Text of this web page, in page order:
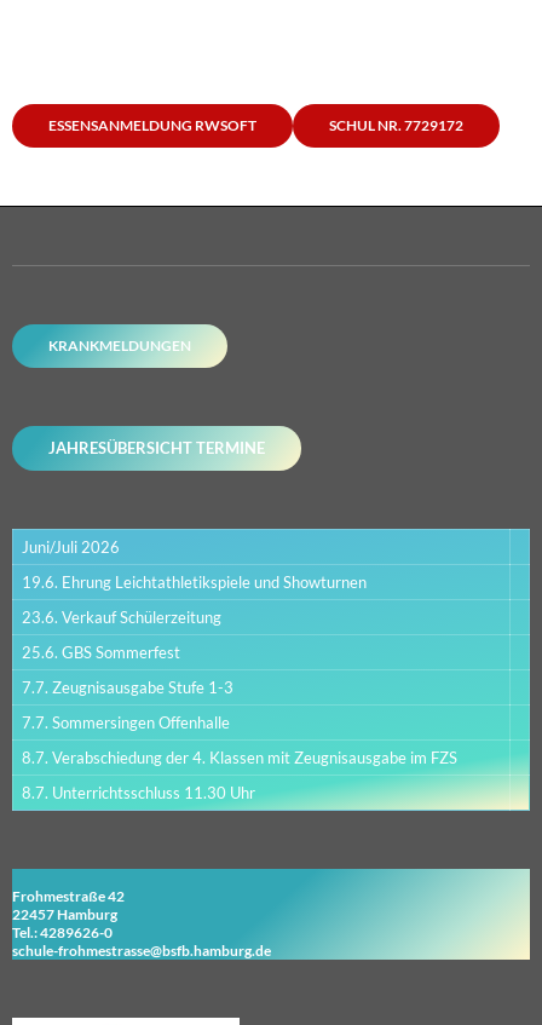
ESSENSANMELDUNG RWSOFT SCHUL NR. 7729172
KRANKMELDUNGEN
JAHRESÜBERSICHT TERMINE
Juni/Juli 2026
19.6. Ehrung Leichtathletikspiele und Showturnen
23.6. Verkauf Schülerzeitung
25.6. GBS Sommerfest
7.7. Zeugnisausgabe Stufe 1-3
7.7. Sommersingen Offenhalle
8.7. Verabschiedung der 4. Klassen mit Zeugnisausgabe im FZS
8.7. Unterrichtsschluss 11.30 Uhr
Frohmestraße 42
22457 Hamburg
Tel.: 4289626-0
schule-frohmestrasse@bsfb.hamburg.de